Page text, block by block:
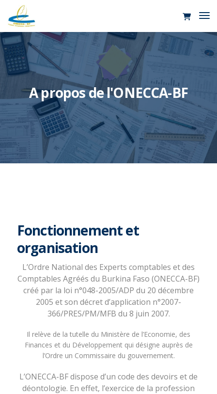
A propos de l'ONECCA-BF
Fonctionnement et
organisation
L’Ordre National des Experts comptables et des
Comptables Agréés du Burkina Faso (ONECCA-BF)
créé par la loi n°048-2005/ADP du 20 décembre
2005 et son décret d’application n°2007-
366/PRES/PM/MFB du 8 juin 2007.
Il relève de la tutelle du Ministère de l’Economie, des
Finances et du Développement qui désigne auprès de
l’Ordre un Commissaire du gouvernement.
L’ONECCA-BF dispose d’un code des devoirs et de
déontologie. En effet, l’exercice de la profession